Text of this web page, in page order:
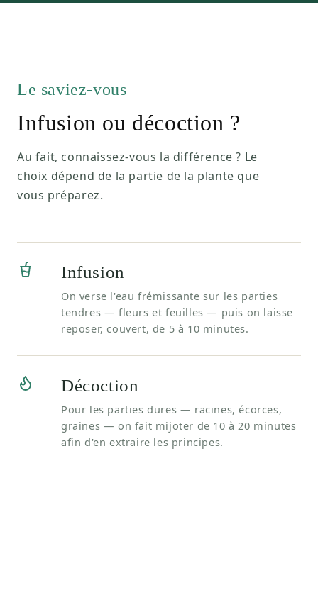
Le saviez-vous
Infusion ou décoction ?
Au fait, connaissez-vous la différence ? Le
choix dépend de la partie de la plante que
vous préparez.
Infusion
On verse l'eau frémissante sur les parties
tendres — fleurs et feuilles — puis on laisse
reposer, couvert, de 5 à 10 minutes.
Décoction
Pour les parties dures — racines, écorces,
graines — on fait mijoter de 10 à 20 minutes
afin d'en extraire les principes.